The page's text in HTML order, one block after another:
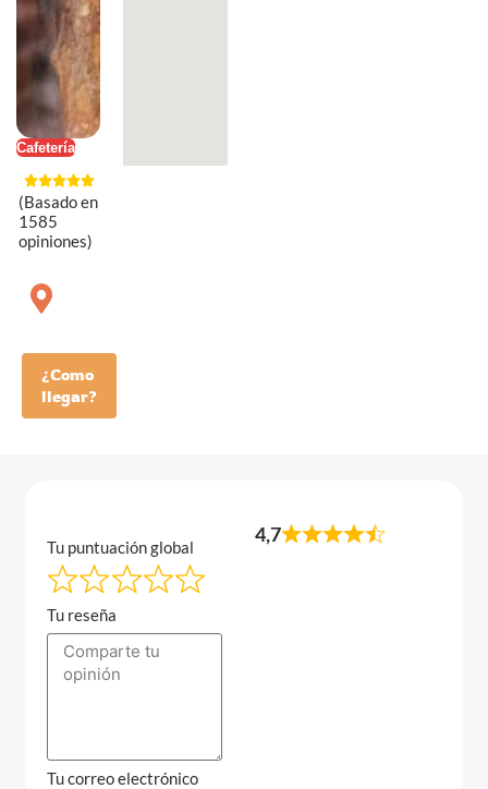
Cafetería
(Basado en
1585
opiniones)
¿Como
llegar?
Tu puntuación global
Tu reseña
Tu correo electrónico
4,7